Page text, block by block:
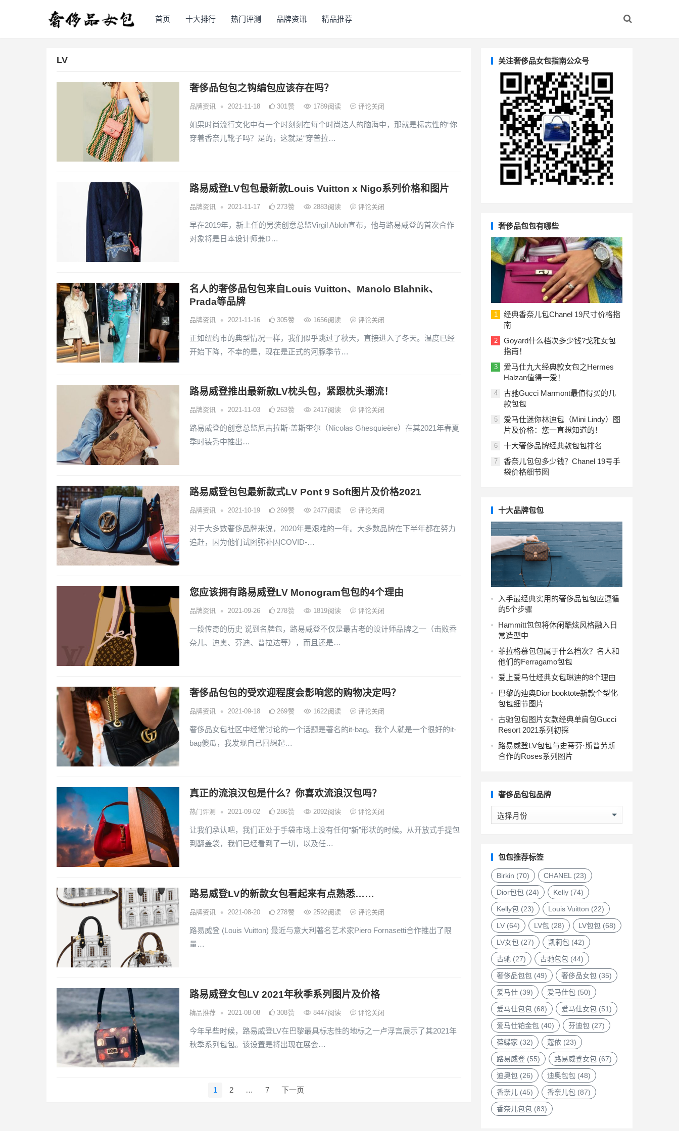
首页 十大排行 热门评测 品牌资讯 精品推荐
LV
奢侈品包包之钩编包应该存在吗？
品牌资讯 • 2021-11-18 301赞 1789阅读 评论关闭
如果时尚流行文化中有一个时刻刻在每个时尚达人的脑海中，那就是标志性的“你
穿着香奈儿靴子吗？是的，这就是“穿普拉…
路易威登LV包包最新款Louis Vuitton x Nigo系列价格和图片
品牌资讯 • 2021-11-17 273赞 2883阅读 评论关闭
早在2019年，新上任的男装创意总监Virgil Abloh宣布，他与路易威登的首次合作
对象将是日本设计师兼D…
名人的奢侈品包包来自Louis Vuitton、Manolo Blahnik、
Prada等品牌
品牌资讯 • 2021-11-16 305赞 1656阅读 评论关闭
正如纽约市的典型情况一样，我们似乎跳过了秋天，直接进入了冬天。温度已经
开始下降，不幸的是，现在是正式的河豚季节…
路易威登推出最新款LV枕头包，紧跟枕头潮流！
品牌资讯 • 2021-11-03 263赞 2417阅读 评论关闭
路易威登的创意总监尼古拉斯·盖斯奎尔（Nicolas Ghesquieère）在其2021年春夏
季时装秀中推出…
路易威登包包最新款式LV Pont 9 Soft图片及价格2021
品牌资讯 • 2021-10-19 269赞 2477阅读 评论关闭
对于大多数奢侈品牌来说，2020年是艰难的一年。大多数品牌在下半年都在努力
追赶，因为他们试图弥补因COVID-…
您应该拥有路易威登LV Monogram包包的4个理由
品牌资讯 • 2021-09-26 278赞 1819阅读 评论关闭
一段传奇的历史 说到名牌包，路易威登不仅是最古老的设计师品牌之一（击败香
奈儿、迪奥、芬迪、普拉达等），而且还是…
奢侈品包包的受欢迎程度会影响您的购物决定吗？
品牌资讯 • 2021-09-18 269赞 1622阅读 评论关闭
奢侈品女包社区中经常讨论的一个话题是著名的it-bag。我个人就是一个很好的it-
bag傻瓜，我发现自己回想起…
真正的流浪汉包是什么？你喜欢流浪汉包吗？
热门评测 • 2021-09-02 286赞 2092阅读 评论关闭
让我们承认吧，我们正处于手袋市场上没有任何“新”形状的时候。从开放式手提包
到翻盖袋，我们已经看到了一切，以及任…
路易威登LV的新款女包看起来有点熟悉……
品牌资讯 • 2021-08-20 278赞 2592阅读 评论关闭
路易威登 (Louis Vuitton) 最近与意大利著名艺术家Piero Fornasetti合作推出了限
量…
路易威登女包LV 2021年秋季系列图片及价格
精品推荐 • 2021-08-08 308赞 8447阅读 评论关闭
今年早些时候，路易威登LV在巴黎最具标志性的地标之一卢浮宫展示了其2021年
秋季系列包包。该设置是将出现在展会…
1 2 … 7 下一页
关注奢侈品女包指南公众号
奢侈品包包有哪些
1
经典香奈儿包Chanel 19尺寸价格指
南
2
Goyard什么档次多少钱?戈雅女包
指南！
3
爱马仕九大经典款女包之Hermes
Halzan值得一爱！
4
古驰Gucci Marmont最值得买的几
款包包
5
爱马仕迷你林迪包（Mini Lindy）图
片及价格：您一直想知道的！
6 十大奢侈品牌经典款包包排名
7
香奈儿包包多少钱？Chanel 19号手
袋价格细节图
十大品牌包包
入手最经典实用的奢侈品包包应遵循
的5个步骤
Hammitt包包将休闲酷炫风格融入日
常造型中
菲拉格慕包包属于什么档次？名人和
他们的Ferragamo包包
爱上爱马仕经典女包琳迪的8个理由
巴黎的迪奥Dior booktote新款个型化
包包细节图片
古驰包包图片女款经典单肩包Gucci
Resort 2021系列初探
路易威登LV包包与史蒂芬·斯普劳斯
合作的Roses系列图片
奢侈品包包品牌
奢
侈
包
品
牌
包包推荐标签
Birkin (70) CHANEL(23)
Dior包包 (24) Kelly (74)
Kelly包 (23) Louis Vuitton (22)
LV (64) LV包 (28) LV包包 (68)
LV女包 (27) 凯莉包 (42)
古驰 (27) 古驰包包 (44)
奢侈品包包 (49) 奢侈品女包 (35)
爱马仕 (39) 爱马仕包 (50)
爱马仕包包 (68) 爱马仕女包 (51)
爱马仕铂金包 (40) 芬迪包 (27)
葆蝶家 (32) 蔻依 (23)
路易威登 (55) 路易威登女包 (67)
迪奥包 (26) 迪奥包包 (48)
香奈儿 (45) 香奈儿包 (87)
香奈儿包包 (83)